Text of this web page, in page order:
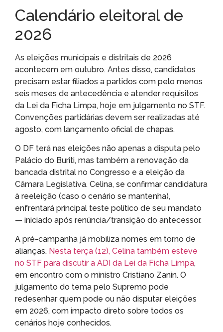
Calendário eleitoral de
2026
As eleições municipais e distritais de 2026
acontecem em outubro. Antes disso, candidatos
precisam estar filiados a partidos com pelo menos
seis meses de antecedência e atender requisitos
da Lei da Ficha Limpa, hoje em julgamento no STF.
Convenções partidárias devem ser realizadas até
agosto, com lançamento oficial de chapas.
O DF terá nas eleições não apenas a disputa pelo
Palácio do Buriti, mas também a renovação da
bancada distrital no Congresso e a eleição da
Câmara Legislativa. Celina, se confirmar candidatura
à reeleição (caso o cenário se mantenha),
enfrentará principal teste político de seu mandato
— iniciado após renúncia/transição do antecessor.
A pré-campanha já mobiliza nomes em torno de
alianças. Nesta terça (12), Celina também esteve
no STF para discutir a ADI da Lei da Ficha Limpa,
em encontro com o ministro Cristiano Zanin. O
julgamento do tema pelo Supremo pode
redesenhar quem pode ou não disputar eleições
em 2026, com impacto direto sobre todos os
cenários hoje conhecidos.